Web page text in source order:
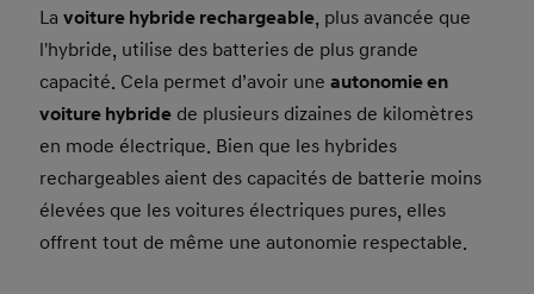
Lavoiture hybride rechargeable, plus avancée que
l'hybride, utilise des batteries de plus grande
capacité. Cela permet d’avoir uneautonomie en
voiture hybride de plusieurs dizaines de kilomètres
en mode électrique. Bien que les hybrides
rechargeables aient des capacités de batterie moins
élevées que les voitures électriques pures, elles
offrent tout de même une autonomie respectable.